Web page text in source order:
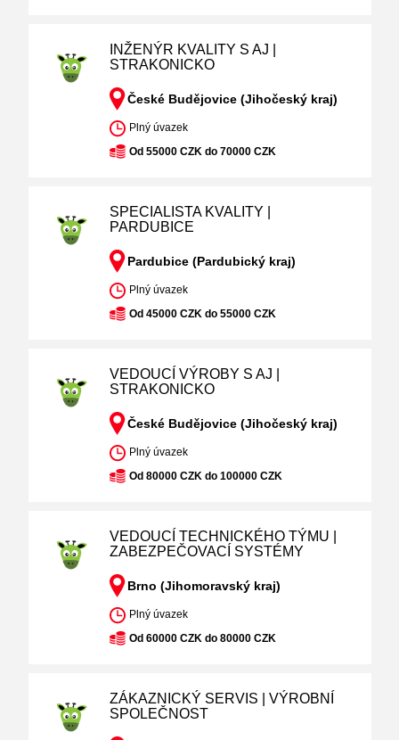
INŽENÝR KVALITY S AJ |
STRAKONICKO
České Budějovice (Jihočeský kraj)
Plný úvazek
Od 55000 CZK do 70000 CZK
SPECIALISTA KVALITY |
PARDUBICE
Pardubice (Pardubický kraj)
Plný úvazek
Od 45000 CZK do 55000 CZK
VEDOUCÍ VÝROBY S AJ |
STRAKONICKO
České Budějovice (Jihočeský kraj)
Plný úvazek
Od 80000 CZK do 100000 CZK
VEDOUCÍ TECHNICKÉHO TÝMU |
ZABEZPEČOVACÍ SYSTÉMY
Brno (Jihomoravský kraj)
Plný úvazek
Od 60000 CZK do 80000 CZK
ZÁKAZNICKÝ SERVIS | VÝROBNÍ
SPOLEČNOST